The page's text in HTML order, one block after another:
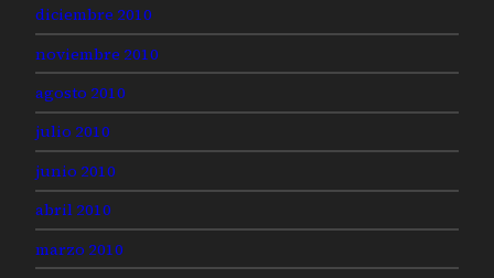
diciembre 2010
noviembre 2010
agosto 2010
julio 2010
junio 2010
abril 2010
marzo 2010